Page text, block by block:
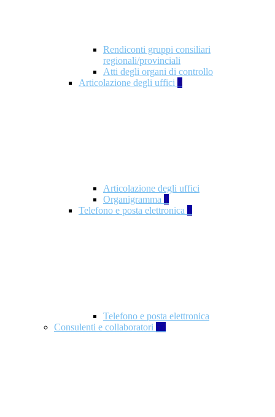
Rendiconti gruppi consiliari
regionali/provinciali
Atti degli organi di controllo
Articolazione degli uffici 9
Articolazione degli uffici
Organigramma 1
Telefono e posta elettronica 1
Telefono e posta elettronica
Consulenti e collaboratori 57